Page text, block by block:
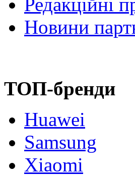
Новини
ТОП-бренди
Huawei
Samsung
Xiaomi